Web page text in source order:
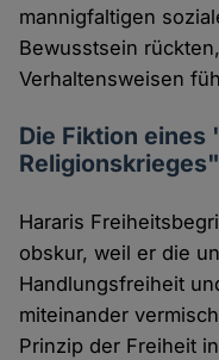
mannigfaltigen
Bewusstsein
Verhaltensweisen
Die Fiktion
Religionskrieges"
Hararis
obskur, weil er die
Handlungsfreiheit
miteinander
Prinzip der Freiheit